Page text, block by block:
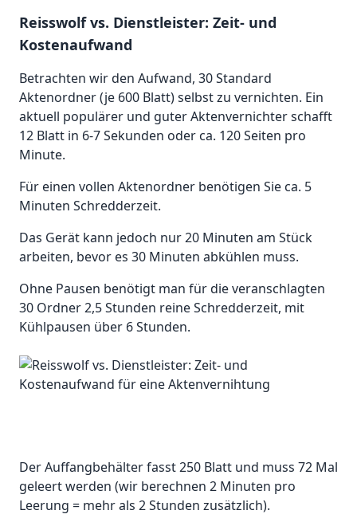
Reisswolf vs. Dienstleister: Zeit- und
Kostenaufwand
Betrachten wir den Aufwand, 30 Standard
Aktenordner (je 600 Blatt) selbst zu vernichten. Ein
aktuell populärer und guter Aktenvernichter schafft
12 Blatt in 6-7 Sekunden oder ca. 120 Seiten pro
Minute.
Für einen vollen Aktenordner benötigen Sie ca. 5
Minuten Schredderzeit.
Das Gerät kann jedoch nur 20 Minuten am Stück
arbeiten, bevor es 30 Minuten abkühlen muss.
Ohne Pausen benötigt man für die veranschlagten
30 Ordner 2,5 Stunden reine Schredderzeit, mit
Kühlpausen über 6 Stunden.
Der Auffangbehälter fasst 250 Blatt und muss 72 Mal
geleert werden (wir berechnen 2 Minuten pro
Leerung = mehr als 2 Stunden zusätzlich).